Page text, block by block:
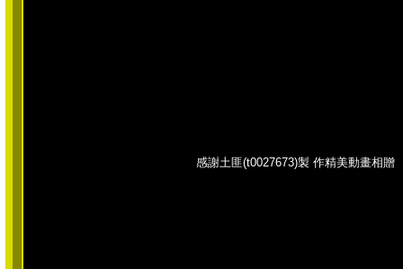
感謝土匪(t0027673)製 作精美動畫相贈